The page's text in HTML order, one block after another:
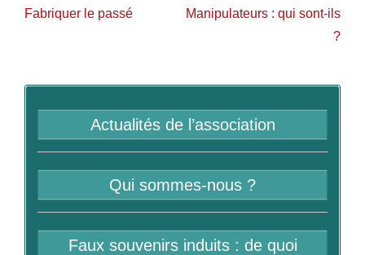
Fabriquer le passé
Manipulateurs : qui sont-ils
?
Actualités de l’association
Qui sommes-nous ?
Faux souvenirs induits : de quoi